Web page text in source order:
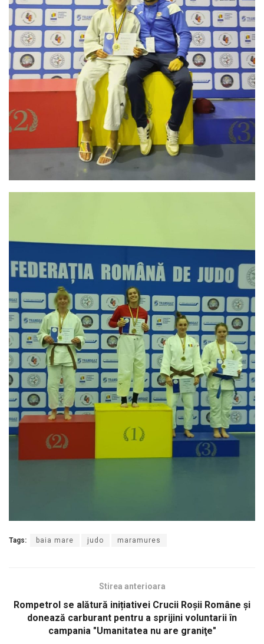
Tags: baia mare judo maramures
Stirea anterioara
Rompetrol se alătură inițiativei Crucii Roşii Române şi
donează carburant pentru a sprijini voluntarii în
campania "Umanitatea nu are graniţe"